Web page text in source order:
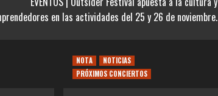
en las actividades del 25 y 26 de noviembre.
NOTA
NOTICIAS
PRÓXIMOS CONCIERTOS